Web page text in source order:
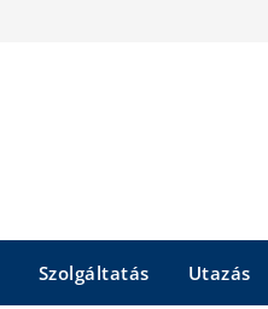
Szolgáltatás Utazás